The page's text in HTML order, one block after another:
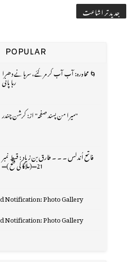
جدید تر اشاعت
POPULAR
🌀 محاورہ: آب آب کر مر گئے، سرہانے دھرا
رہا پانی
"میرا من پسند صفحہ" از: کرشن چندر
فاتح اُندلس ۔ ۔ ۔ طارق بن زیاد : قسط نمبر
21═(ملاگا کی فتح )═
Notification: Photo Gallery
Notification: Photo Gallery